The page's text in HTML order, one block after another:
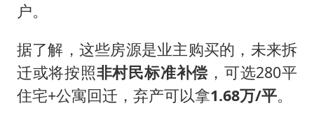
户。
据了解，这些房源是业主购买的，未来拆
迁或将按照非村民标准补偿 ，可选280平
住宅+公寓回迁，弃产可以拿1.68万/平。